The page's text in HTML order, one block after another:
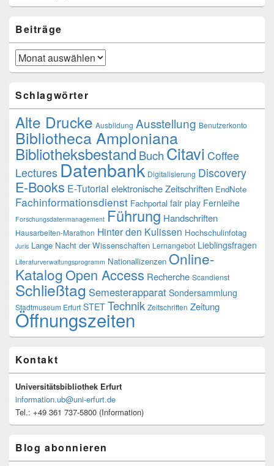
Beiträge
Beiträge
Schlagwörter
Alte Drucke Ausbildung Ausstellung Benutzerkonto
Bibliotheca Amploniana
Bibliotheksbestand Buch Citavi Coffee
Lectures Datenbank Digitalisierung Discovery
E-Books E-Tutorial elektronische Zeitschriften EndNote
Fachinformationsdienst Fachportal fair play Fernleihe
Forschungsdatenmanagement Führung Handschriften
Hausarbeiten-Marathon Hinter den Kulissen Hochschulinfotag
Juris Lange Nacht der Wissenschaften Lernangebot Lieblingsfragen
Literaturverwaltungsprogramm Nationallizenzen Online-
KatalogOpen Access Recherche Scandienst
Schließtag Semesterapparat Sondersammlung
Stadtmuseum Erfurt STET Technik Zeitschriften Zeitung
Öffnungszeiten
Kontakt
Universitätsbibliothek Erfurt
information.ub@uni-erfurt.de
Tel.: +49 361 737-5800 (Information)
Blog abonnieren